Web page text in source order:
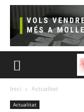
Inici Actualitat
Actualitat